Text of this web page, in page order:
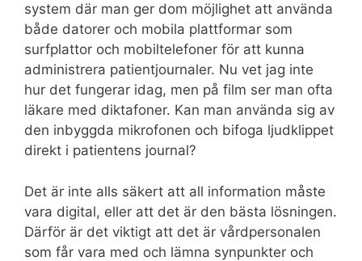
system där man ger dom möjlighet att använda
både datorer och mobila plattformar som
surfplattor och mobiltelefoner för att kunna
administrera patientjournaler. Nu vet jag inte
hur det fungerar idag, men på film ser man ofta
läkare med diktafoner. Kan man använda sig av
den inbyggda mikrofonen och bifoga ljudklippet
direkt i patientens journal?
Det är inte alls säkert att all information måste
vara digital, eller att det är den bästa lösningen.
Därför är det viktigt att det är vårdpersonalen
som får vara med och lämna synpunkter och